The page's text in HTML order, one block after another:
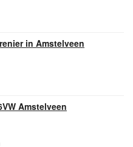
in Amstelveen
Amstelveen